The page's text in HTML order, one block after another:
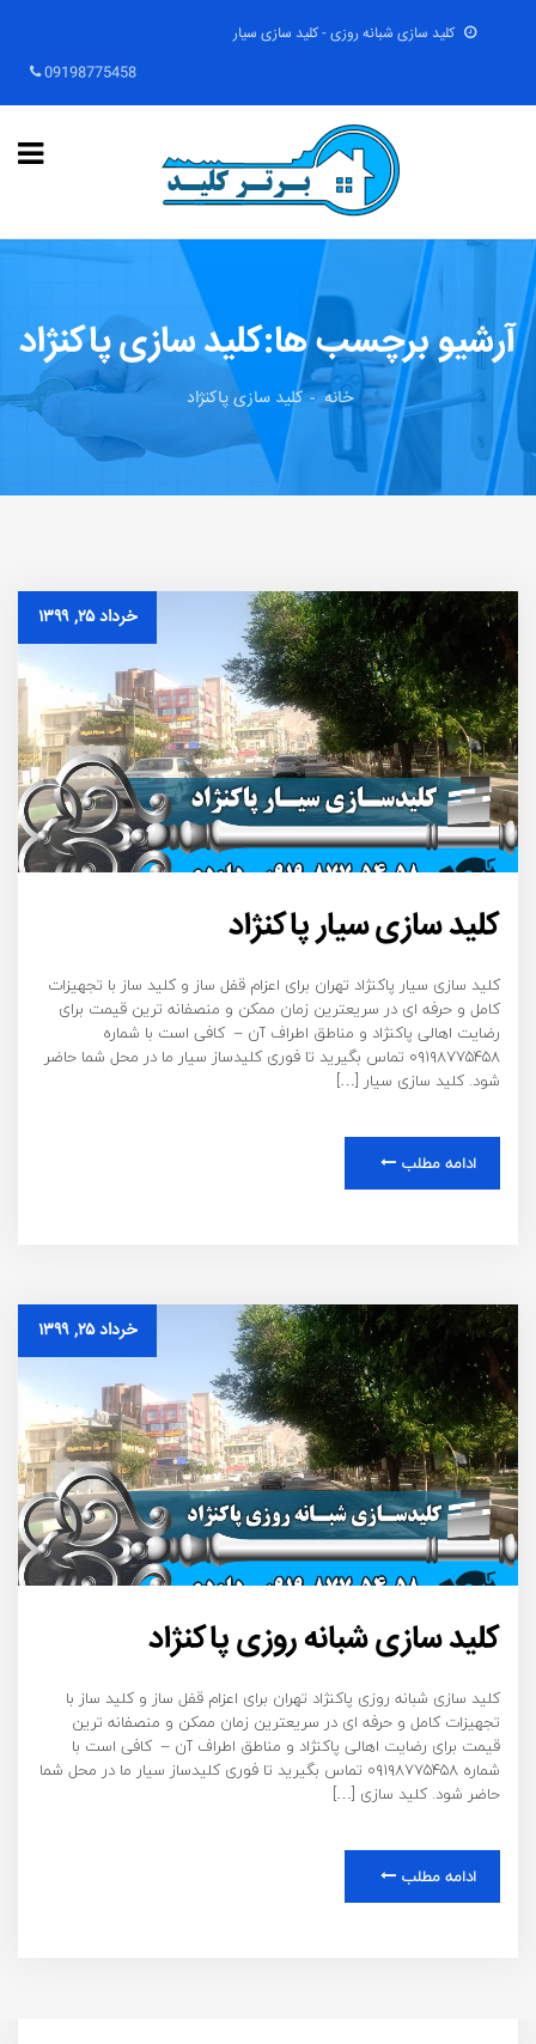
کلید سازی شبانه روزی - کلید سازی سیار
09198775458
آرشیو برچسب ها:کلید سازی پاکنژاد
خانه کلید سازی پاکنژاد
خرداد ۲۵, ۱۳۹۹
کلید سازی سیار پاکنژاد
کلید سازی سیار پاکنژاد تهران برای اعزام قفل ساز و کلید ساز با تجهیزات
کامل و حرفه ای در سریعترین زمان ممکن و منصفانه ترین قیمت برای
رضایت اهالی پاکنژاد و مناطق اطراف آن – کافی است با شماره
۰۹۱۹۸۷۷۵۴۵۸ تماس بگیرید تا فوری کلیدساز سیار ما در محل شما حاضر
شود. کلید سازی سیار […]
ادامه مطلب
خرداد ۲۵, ۱۳۹۹
کلید سازی شبانه روزی پاکنژاد
کلید سازی شبانه روزی پاکنژاد تهران برای اعزام قفل ساز و کلید ساز با
تجهیزات کامل و حرفه ای در سریعترین زمان ممکن و منصفانه ترین
قیمت برای رضایت اهالی پاکنژاد و مناطق اطراف آن – کافی است با
شماره ۰۹۱۹۸۷۷۵۴۵۸ تماس بگیرید تا فوری کلیدساز سیار ما در محل شما
حاضر شود. کلید سازی […]
ادامه مطلب